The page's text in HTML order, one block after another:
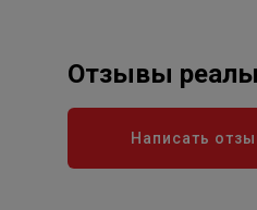
Отзывы
Написать